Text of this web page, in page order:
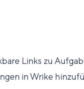
Links zu
in Wrike